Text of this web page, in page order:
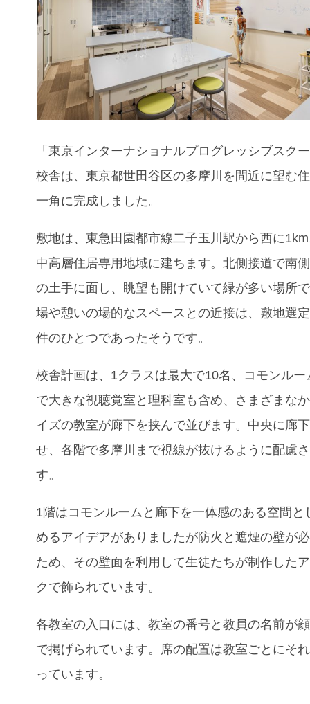
「東京インターナショナルプログレッシブスク
校舎は、東京都世田谷区の多摩川を間近に望む
一角に完成しました。
敷地は、東急田園都市線二子玉川駅から西に
中高層住居専用地域に建ちます。北側接道で南
の土手に面し、眺望も開けていて緑が多い場所
場や憩いの場的なスペースとの近接は、敷地選
件のひとつであったそうです。
校舎計画は、1クラスは最大で10名、コモンルー
で大きな視聴覚室と理科室も含め、さまざまな
イズの教室が廊下を挟んで並びます。中央に廊
せ、各階で多摩川まで視線が抜けるように配慮
す。
1階はコモンルームと廊下を一体感のある空間と
めるアイデアがありましたが防火と遮煙の壁が
ため、その壁面を利用して生徒たちが制作した
クで飾られています。
各教室の入口には、教室の番号と教員の名前が
で掲げられています。席の配置は教室ごとにそ
っています。